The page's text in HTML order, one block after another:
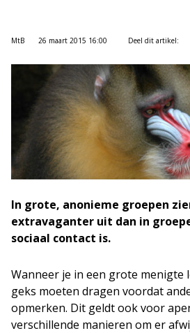
MtB 26 maart 2015 16:00 Deel dit artikel:
In grote, anonieme groepen
extravaganter uit dan in
sociaal contact is.
Wanneer je in een grote menigte
geks moeten dragen voordat
opmerken. Dit geldt ook voor
verschillende manieren om er